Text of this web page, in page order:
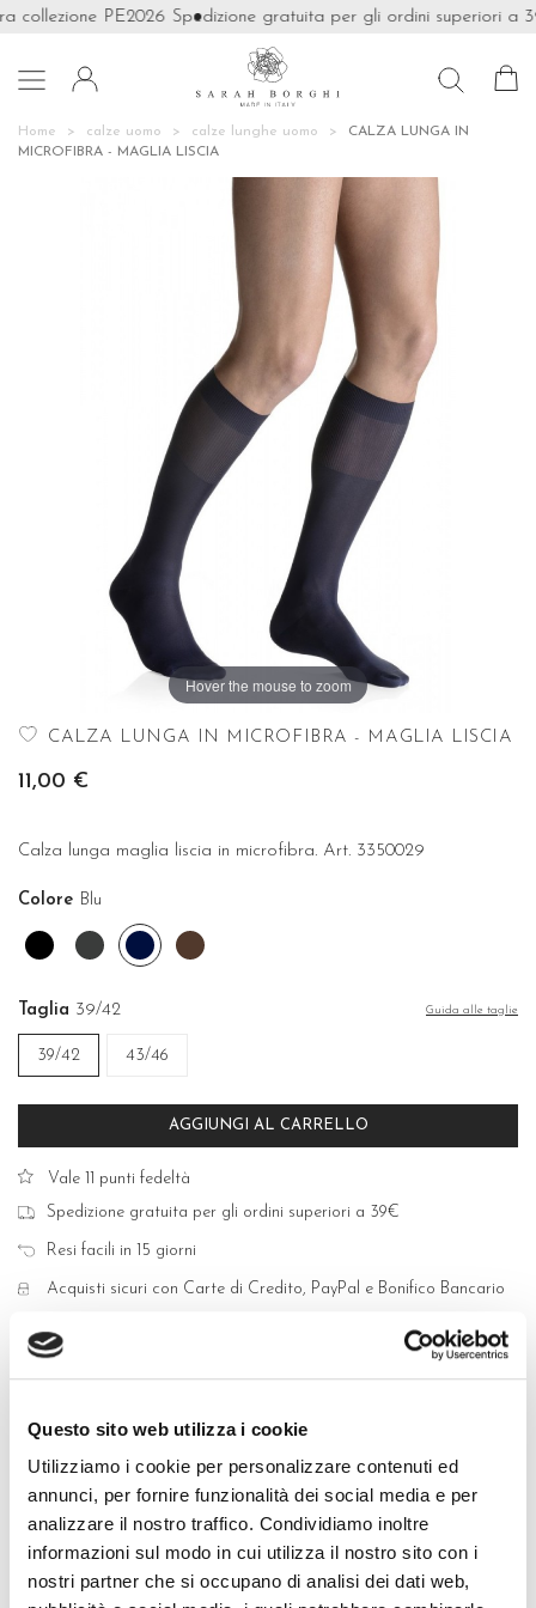
Questo sito web utilizza i cookie
Utilizziamo i cookie per personalizzare contenuti ed
annunci, per fornire funzionalità dei social media e per
analizzare il nostro traffico. Condividiamo inoltre
informazioni sul modo in cui utilizza il nostro sito con i
nostri partner che si occupano di analisi dei dati web,
PE2026 Spedizione gratuita per gli ordini superiori a

Home calze uomo calze lunghe uomo
CALZA LUNGA IN
MICROFIBRA - MAGLIA LISCIA
Hover the mouse to zoom
CALZA LUNGA IN MICROFIBRA - MAGLIA LISCIA
11,00 €
Calza lunga maglia liscia in microfibra. Art. 3350029
Colore Blu
Nero
Grigio
antracite
Blu Moro
Taglia 39/42 Guida alle taglie
39/42 43/46
AGGIUNGI AL CARRELLO
Vale 11 punti fedeltà
Spedizione gratuita per gli ordini superiori a 39€
Resi facili in 15 giorni
Acquisti sicuri con Carte di Credito, PayPal e Bonifico Bancario
COMPOSIZIONE E LAVAGGIO
GUIDA ALLE TAGLIE